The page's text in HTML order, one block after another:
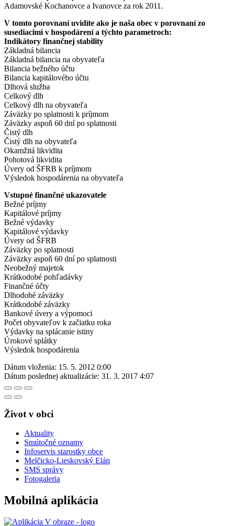
Adamovské Kochanovce a Ivanovce za rok 2011.
V tomto porovnaní uvidíte ako je naša obec v porovnaní zo
susediacimi v hospodárení a týchto parametroch:
Indikátory finančnej stability
Základná bilancia
Základná bilancia na obyvateľa
Bilancia bežného účtu
Bilancia kapitálového účtu
Dlhová služba
Celkový dlh
Celkový dlh na obyvateľa
Záväzky po splatnosti k príjmom
Záväzky aspoň 60 dní po splatnosti
Čistý dlh
Čistý dlh na obyvateľa
Okamžitá likvidita
Pohotová likvidita
Úvery od ŠFRB k príjmom
Výsledok hospodárenia na obyvateľa
Vstupné finančné ukazovatele
Bežné príjmy
Kapitálové príjmy
Bežné výdavky
Kapitálové výdavky
Úvery od ŠFRB
Záväzky po splatnosti
Záväzky aspoň 60 dní po splatnosti
Neobežný majetok
Krátkodobé pohľadávky
Finančné účty
Dlhodobé záväzky
Krátkodobé záväzky
Bankové úvery a výpomoci
Počet obyvateľov k začiatku roka
Výdavky na splácanie istiny
Úrokové splátky
Výsledok hospodárenia
Dátum vloženia: 15. 5. 2012 0:00
Dátum poslednej aktualizácie: 31. 3. 2017 4:07
Život v obci
Aktuality
Smútočné oznamy
Infoservis starostky obce
Melčicko-Lieskovský Elán
SMS správy
Fotogaleria
Mobilná aplikácia